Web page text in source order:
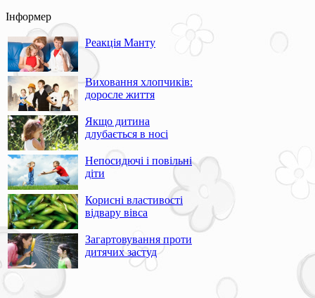
Інформер
Реакція Манту
Виховання хлопчиків:
доросле життя
Якщо дитина
длубається в носі
Непосидючі і повільні
діти
Корисні властивості
відвару вівса
Загартовування проти
дитячих застуд